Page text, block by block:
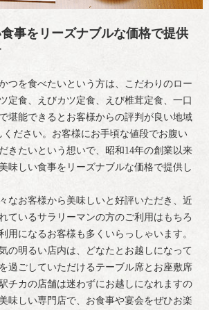
事をリーズナブルな価格で提供
つを食べたいという方は、こだわりのロー
定食、えびカツ定食、えび椎茸定食、一口
堪能できるとお客様からの評判が良い地域
ください。お客様にお手頃な値段でお腹い
きたいという想いで、昭和14年の創業以来
味しい食事をリーズナブルな価格で提供し
なお客様から美味しいと好評いただき、近
ているサラリーマンの方のご利用はもちろ
用になるお客様も多くいらっしゃいます。
の明るい店内は、どなたとお越しになって
過ごしていただけるテーブル席とお座敷席
チカの店舗は迷わずにお越しになれますの
味しい専門店で、お食事や宴会をぜひお楽